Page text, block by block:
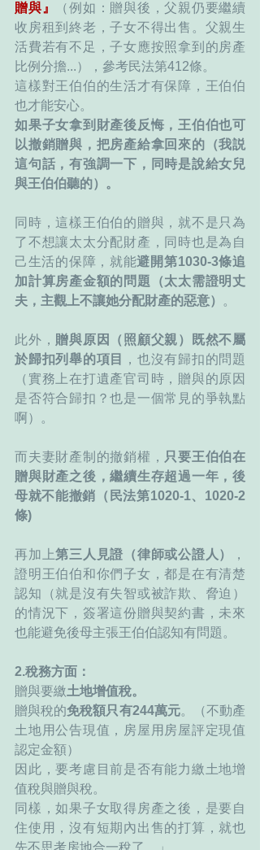
贈與』
（例如：贈與後，父親仍要繼續
收房租到終老，子女不得出售。父親生
活費若有不足，子女應按照拿到的房產
比例分擔...），參考民法第412條。
這樣對王伯伯的生活才有保障，王伯伯
也才能安心。
如果子女拿到財產後反悔，王伯伯也可
以撤銷贈與，把房產給拿回來的（我説
這句話，有強調一下，同時是說給女兒
與王伯伯聽的）。
同時，這樣王伯伯的贈與，就不是只為
了不想讓太太分配財產，同時也是為自
己生活的保障，就能避開第1030-3條追
加計算房產金額的問題（太太需證明丈
夫，主觀上不讓她分配財產的惡意）
。
此外， 贈與原因（照顧父親）既然不屬
於歸扣列舉的項目
，也沒有歸扣的問題
（實務上在打遺產官司時，贈與的原因
是否符合歸扣？也是一個常見的爭執點
啊）。
而夫妻財產制的撤銷權， 只要王伯伯在
贈與財產之後，繼續生存超過一年，後
母就不能撤銷（民法第1020-1、1020-2
條)
再加上第三人見證（律師或公證人）
，
證明王伯伯和你們子女，都是在有清楚
認知（就是沒有失智或被詐欺、脅迫）
的情況下，簽署這份贈與契約書，未來
也能避免後母主張王伯伯認知有問題。
2.稅務方面：
贈與要繳土地增值稅。
贈與稅的免稅額只有244萬元。（不動產
土地用公告現值，房屋用房屋評定現值
認定金額）
因此，要考慮目前是否有能力繳土地增
值稅與贈與稅。
同樣，如果子女取得房產之後，是要自
住使用，沒有短期內出售的打算，就也
先不思考房地合一稅了。」